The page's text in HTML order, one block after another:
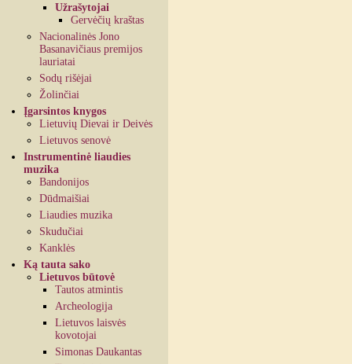
Užrašytojai
Gervėčių kraštas
Nacionalinės Jono
Basanavičiaus premijos
lauriatai
Sodų rišėjai
Žolinčiai
Įgarsintos knygos
Lietuvių Dievai ir Deivės
Lietuvos senovė
Instrumentinė liaudies
muzika
Bandonijos
Dūdmaišiai
Liaudies muzika
Skudučiai
Kanklės
Ką tauta sako
Lietuvos būtovė
Tautos atmintis
Archeologija
Lietuvos laisvės
kovotojai
Simonas Daukantas